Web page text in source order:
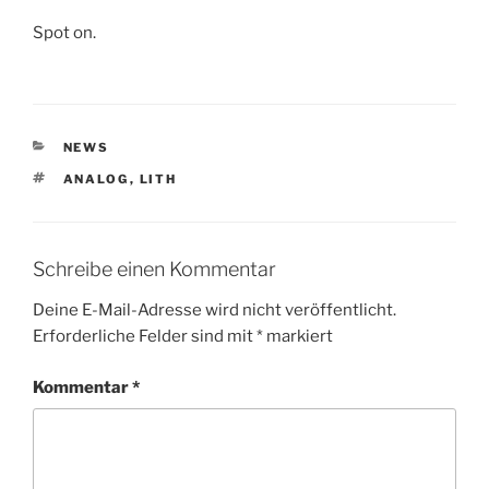
Spot on.
KATEGORIEN
NEWS
SCHLAGWÖRTER
ANALOG , LITH
Schreibe einen Kommentar
Deine E-Mail-Adresse wird nicht veröffentlicht.
Erforderliche Felder sind mit* markiert
Kommentar*